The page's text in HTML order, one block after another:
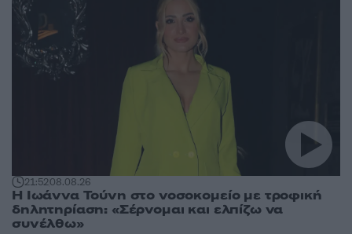
21:5208.08.26
Η Ιωάννα Τούνη στο νοσοκομείο με τροφική
δηλητηρίαση: «Σέρνομαι και ελπίζω να
συνέλθω»